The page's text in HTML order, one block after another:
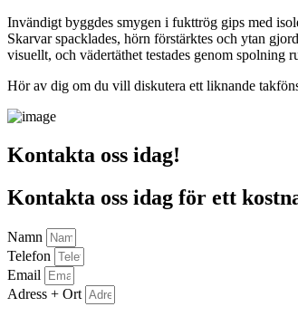
Invändigt byggdes smygen i fukttrög gips med
Skarvar spacklades, hörn förstärktes och ytan
visuellt, och vädertäthet testades genom spolning
Hör av dig om du vill diskutera ett liknande
Kontakta oss idag!
Kontakta oss idag för ett
Namn
Telefon
Email
Adress + Ort